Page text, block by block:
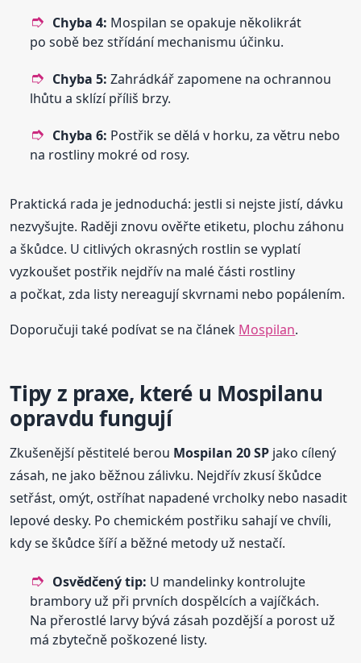
Chyba 4: Mospilan se opakuje několikrát
po sobě bez střídání mechanismu účinku.
Chyba 5: Zahrádkář zapomene na ochrannou
lhůtu a sklízí příliš brzy.
Chyba 6: Postřik se dělá v horku, za větru nebo
na rostliny mokré od rosy.
Praktická rada je jednoduchá: jestli si nejste jistí, dávku
nezvyšujte. Raději znovu ověřte etiketu, plochu záhonu
a škůdce. U citlivých okrasných rostlin se vyplatí
vyzkoušet postřik nejdřív na malé části rostliny
a počkat, zda listy nereagují skvrnami nebo popálením.
Doporučuji také podívat se na článek Mospilan.
Tipy z praxe, které u Mospilanu
opravdu fungují
Zkušenější pěstitelé berou Mospilan 20 SP jako cílený
zásah, ne jako běžnou zálivku. Nejdřív zkusí škůdce
setřást, omýt, ostříhat napadené vrcholky nebo nasadit
lepové desky. Po chemickém postřiku sahají ve chvíli,
kdy se škůdce šíří a běžné metody už nestačí.
Osvědčený tip: U mandelinky kontrolujte
brambory už při prvních dospělcích a vajíčkách.
Na přerostlé larvy bývá zásah pozdější a porost už
má zbytečně poškozené listy.